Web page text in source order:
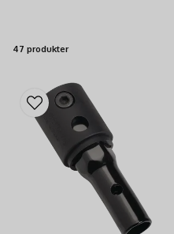
47 produkter